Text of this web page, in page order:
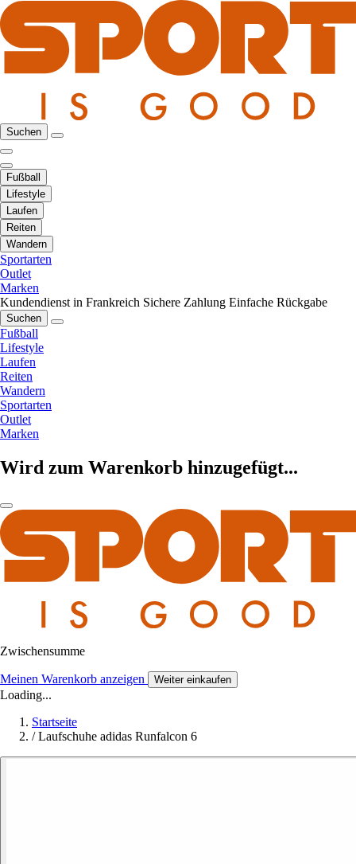
Suchen
Fußball
Lifestyle
Laufen
Reiten
Wandern
Sportarten
Outlet
Marken
Kundendienst in Frankreich Sichere Zahlung Einfache Rückgabe
Suchen
Fußball
Lifestyle
Laufen
Reiten
Wandern
Sportarten
Outlet
Marken
Wird zum Warenkorb hinzugefügt...
Zwischensumme
Meinen Warenkorb anzeigen Weiter einkaufen
Loading...
Startseite
/ Laufschuhe adidas Runfalcon 6